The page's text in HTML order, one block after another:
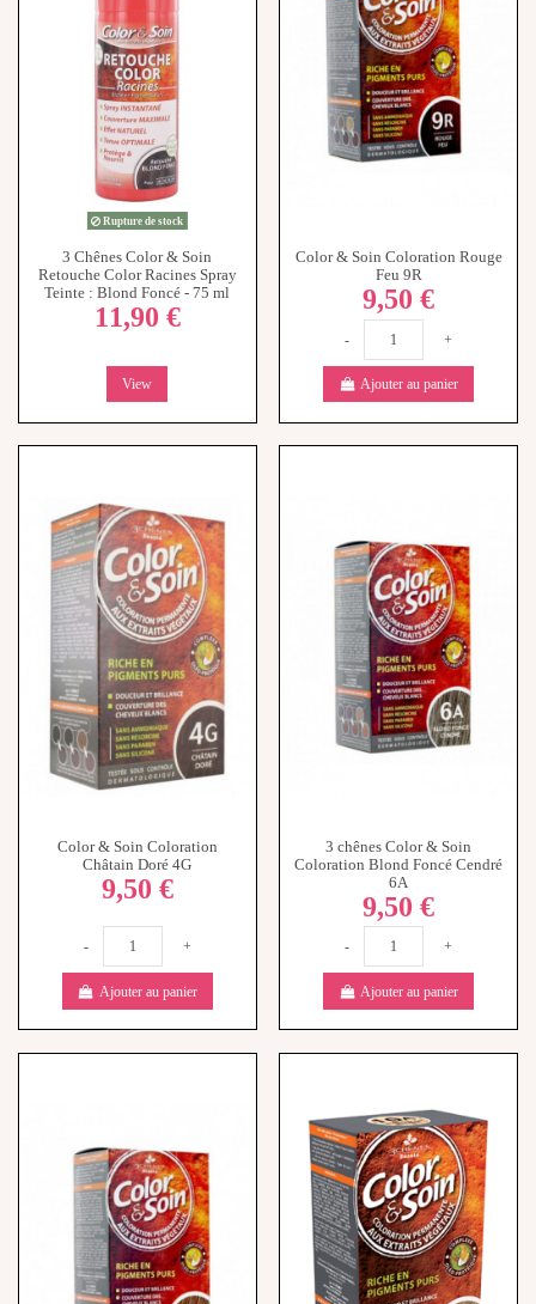
Rupture de stock
3 Chênes Color & Soin
Retouche Color Racines Spray
Teinte : Blond Foncé - 75 ml
11,90 €
View
Color & Soin Coloration Rouge
Feu 9R
9,50 €
- +
Ajouter au panier
Color & Soin Coloration
Châtain Doré 4G
9,50 €
- +
Ajouter au panier
3 chênes Color & Soin
Coloration Blond Foncé Cendré
6A
9,50 €
- +
Ajouter au panier